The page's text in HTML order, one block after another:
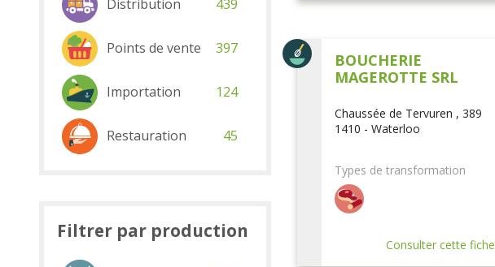
BOUCHERIE
MAGEROTTE SRL
Chaussée de Tervuren , 389
1410 - Waterloo
Types de transformation
Consulter cette fiche
Distribution 439
Points de vente 397
Importation 124
Restauration 45
Filtrer par production